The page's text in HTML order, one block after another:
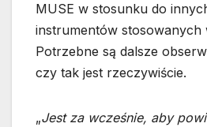
MUSE w stosunku do
instrumentów stosowanych
Potrzebne są dalsze
czy tak jest rzeczywiście.
„Jest za wcześnie, aby